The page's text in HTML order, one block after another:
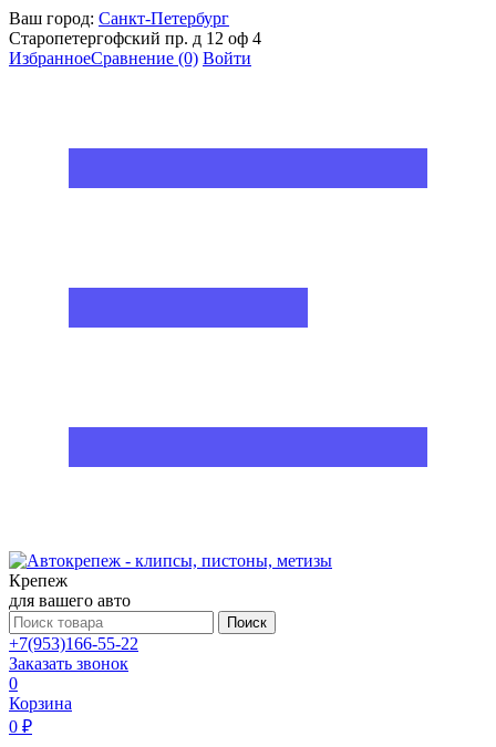
Ваш город: Санкт-Петербург
Старопетергофский пр. д 12 оф 4
ИзбранноеСравнение (0) Войти
Крепеж
для вашего авто
Поиск
+7(953)166-55-22
Заказать звонок
0
Корзина
0 ₽